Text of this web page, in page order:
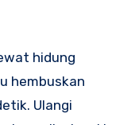
hidung
hembuskan
Ulangi